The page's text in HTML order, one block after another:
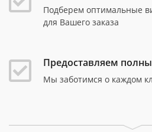
Подберем оптимальные
для Вашего заказа
Предоставляем
Мы заботимся о каждом